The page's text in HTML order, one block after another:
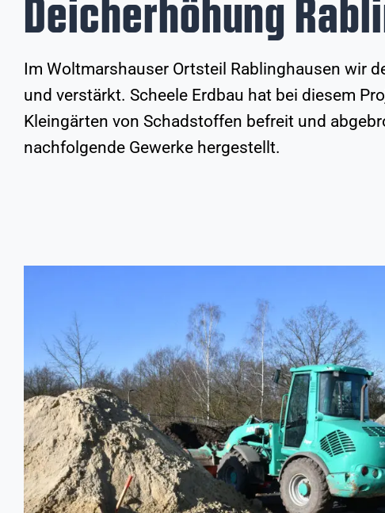
Deicherhöhung
Im Woltmarshauser Ortsteil Rablinghausen wir
und verstärkt. Scheele Erdbau hat bei diesem
Kleingärten von Schadstoffen befreit und
nachfolgende Gewerke hergestellt.